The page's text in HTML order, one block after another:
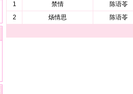
1
禁情
陈语苓
2
炀情思 陈语苓